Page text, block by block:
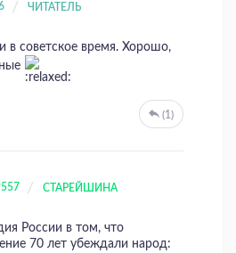
ЧИТАТЕЛЬ
в советское время. Хорошо,
(1)
СТАРЕЙШИНА
России в том, что
70 лет убеждали народ: